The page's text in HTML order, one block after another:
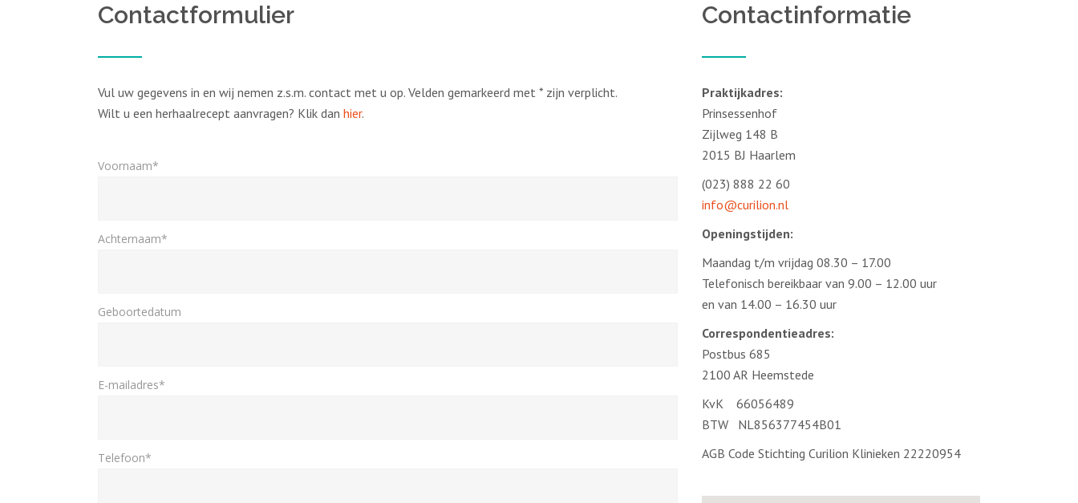
Contactformulier
Vul uw gegevens in en wij nemen z.s.m. contact met u op. Velden gemarkeerd met * zijn verplicht.
Wilt u een herhaalrecept aanvragen? Klik dan hier.
Voornaam*
Achternaam*
Geboortedatum
E-mailadres*
Telefoon*
Contactinformatie
Praktijkadres:
Prinsessenhof
Zijlweg 148 B
2015 BJ Haarlem
(023) 888 22 60
info@curilion.nl
Openingstijden:
Maandag t/m vrijdag 08.30 – 17.00
Telefonisch bereikbaar van 9.00 – 12.00 uur
en van 14.00 – 16.30 uur
Correspondentieadres:
Postbus 685
2100 AR Heemstede
KvK 66056489
BTW NL856377454B01
AGB Code Stichting Curilion Klinieken 22220954